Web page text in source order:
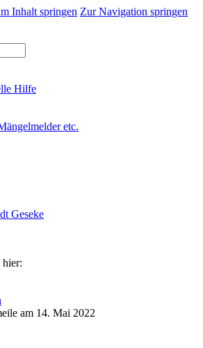
Inhalt springen Zur Navigation springen
Hilfe
etc.
Geseke
hier:
am 14. Mai 2022